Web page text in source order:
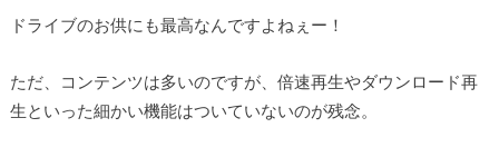
ドライブのお供にも最高なんですよねぇー！
ただ、コンテンツは多いのですが、倍速再生やダウンロード再
生といった細かい機能はついていないのが残念。